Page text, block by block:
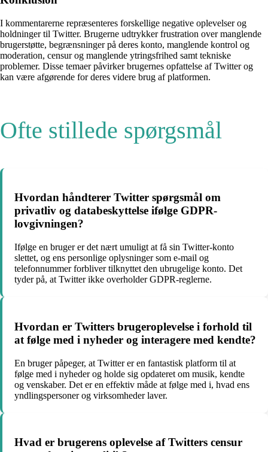
I kommentarerne repræsenteres forskellige negative oplevelser og
holdninger til Twitter. Brugerne udtrykker frustration over manglende
brugerstøtte, begrænsninger på deres konto, manglende kontrol og
moderation, censur og manglende ytringsfrihed samt tekniske
problemer. Disse temaer påvirker brugernes opfattelse af Twitter og
kan være afgørende for deres videre brug af platformen.
Ofte stillede spørgsmål
Hvordan håndterer Twitter spørgsmål om
privatliv og databeskyttelse ifølge GDPR-
lovgivningen?
Ifølge en bruger er det nært umuligt at få sin Twitter-konto
slettet, og ens personlige oplysninger som e-mail og
telefonnummer forbliver tilknyttet den ubrugelige konto. Det
tyder på, at Twitter ikke overholder GDPR-reglerne.
Hvordan er Twitters brugeroplevelse i forhold til
at følge med i nyheder og interagere med kendte?
En bruger påpeger, at Twitter er en fantastisk platform til at
følge med i nyheder og holde sig opdateret om musik, kendte
og venskaber. Det er en effektiv måde at følge med i, hvad ens
yndlingspersoner og virksomheder laver.
Hvad er brugerens oplevelse af Twitters censur